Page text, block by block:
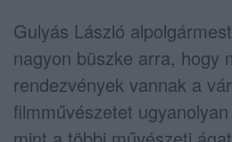
Gulyás László
nagyon büszke arra, hogy
rendezvények vannak a
filmművészetet